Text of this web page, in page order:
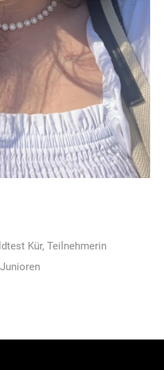
Kür, Teilnehmerin